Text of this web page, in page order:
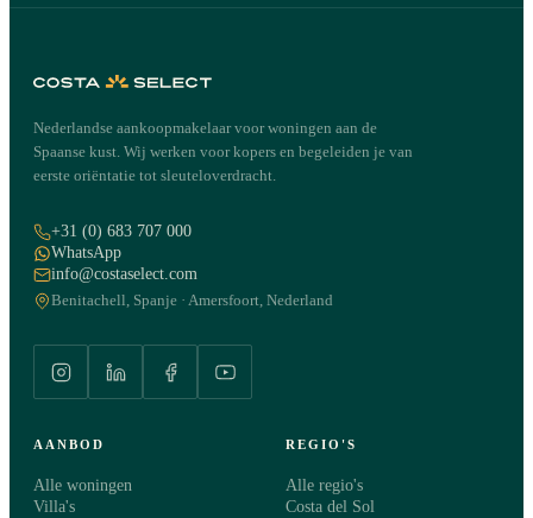
Nederlandse aankoopmakelaar voor woningen aan de
Spaanse kust. Wij werken voor kopers en begeleiden je van
eerste oriëntatie tot sleuteloverdracht.
+31 (0) 683 707 000
WhatsApp
info@costaselect.com
Benitachell, Spanje · Amersfoort, Nederland
AANBOD
Alle woningen
Villa's
REGIO'S
Alle regio's
Costa del Sol